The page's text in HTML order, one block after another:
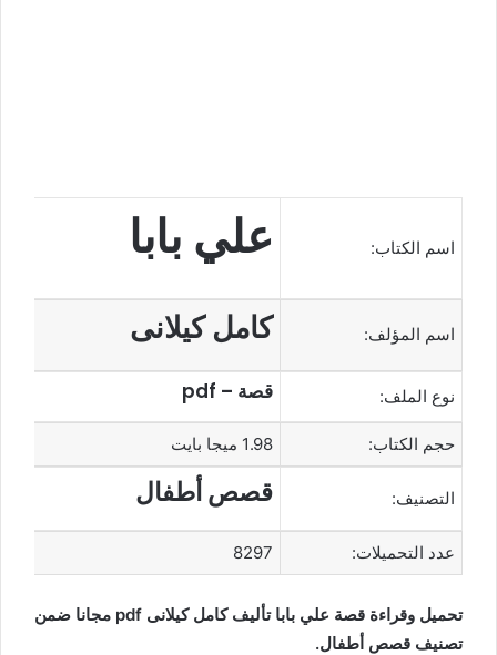
اسم الكتاب: علي بابا
اسم المؤلف: كامل كيلانى
نوع الملف: قصة – pdf
حجم الكتاب: 1.98 ميجا بايت
التصنيف: قصص أطفال
عدد التحميلات: 8297
تحميل وقراءة قصة علي بابا تأليف كامل كيلانى pdf مجانا ضمن
تصنيف قصص أطفال.